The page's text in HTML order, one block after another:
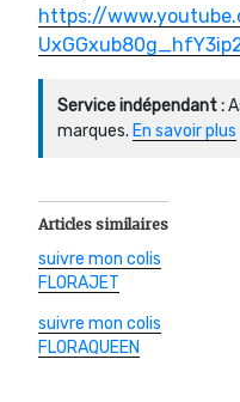
https://
Service indépendant :
marques. En savoir plus
Articles similaires
suivre mon colis
FLORAJET
suivre mon colis
FLORAQUEEN